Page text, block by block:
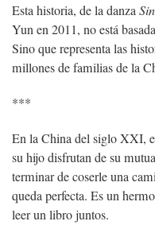
Esta historia, de la danza
Yun en 2011, no está
Sino que representa las
millones de familias de la
***
En la China del siglo XXI,
su hijo disfrutan de su
terminar de coserle una
queda perfecta. Es un
leer un libro juntos.